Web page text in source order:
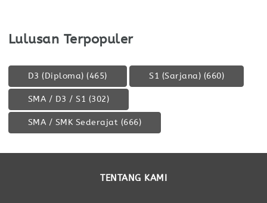
Lulusan Terpopuler
D3 (Diploma) (465) S1 (Sarjana) (660)
SMA / D3 / S1 (302)
SMA / SMK Sederajat (666)
TENTANG KAMI